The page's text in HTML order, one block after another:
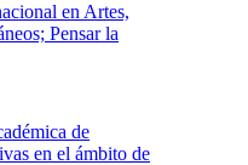
en Artes,
Pensar la
de
en el ámbito de